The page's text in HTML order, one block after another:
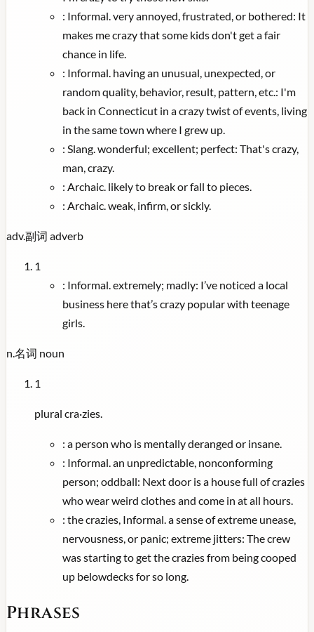
: Informal. very annoyed, frustrated, or bothered: It
makes me crazy that some kids don't get a fair
chance in life.
: Informal. having an unusual, unexpected, or
random quality, behavior, result, pattern, etc.: I'm
back in Connecticut in a crazy twist of events, living
in the same town where I grew up.
: Slang. wonderful; excellent; perfect: That's crazy,
man, crazy.
: Archaic. likely to break or fall to pieces.
: Archaic. weak, infirm, or sickly.
adv.副词 adverb
1
: Informal. extremely; madly: I’ve noticed a local
business here that’s crazy popular with teenage
girls.
n. 名词 noun
1
plural cra·zies.
: a person who is mentally deranged or insane.
: Informal. an unpredictable, nonconforming
person; oddball: Next door is a house full of crazies
who wear weird clothes and come in at all hours.
: the crazies, Informal. a sense of extreme unease,
nervousness, or panic; extreme jitters: The crew
was starting to get the crazies from being cooped
up belowdecks for so long.
Phrases